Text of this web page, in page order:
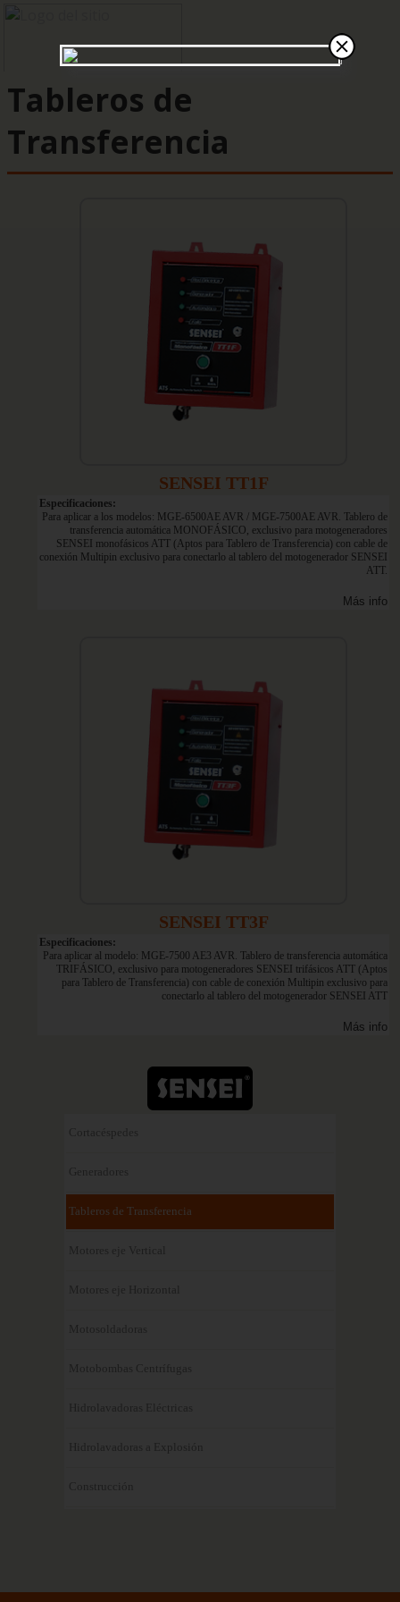
Tableros de
Transferencia
SENSEI TT1F
Especificaciones:
Para aplicar a los modelos: MGE-6500AE AVR / MGE-7500AE AVR. Tablero de
transferencia automática MONOFÁSICO, exclusivo para motogeneradores
SENSEI monofásicos ATT (Aptos para Tablero de Transferencia) con cable de
conexión Multipin exclusivo para conectarlo al tablero del motogenerador SENSEI
ATT.
Más info
SENSEI TT3F
Especificaciones:
Para aplicar al modelo: MGE-7500 AE3 AVR. Tablero de transferencia automática
TRIFÁSICO, exclusivo para motogeneradores SENSEI trifásicos ATT (Aptos
para Tablero de Transferencia) con cable de conexión Multipin exclusivo para
conectarlo al tablero del motogenerador SENSEI ATT
Más info
Cortacéspedes
Generadores
Tableros de Transferencia
Motores eje Vertical
Motores eje Horizontal
Motosoldadoras
Motobombas Centrífugas
Hidrolavadoras Eléctricas
Hidrolavadoras a Explosión
Construcción